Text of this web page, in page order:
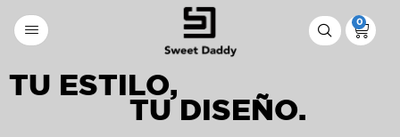
0
TU ESTILO,
TU DISEÑO.